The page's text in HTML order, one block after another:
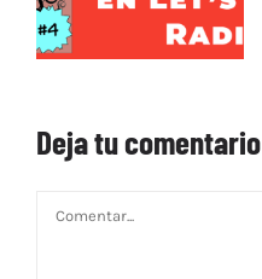
Deja tu comentario
Comentar